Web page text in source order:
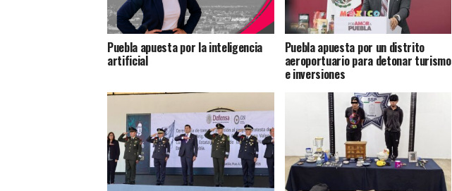
Puebla apuesta por la inteligencia
artificial
Puebla apuesta por un distrito
aeroportuario para detonar turismo
e inversiones